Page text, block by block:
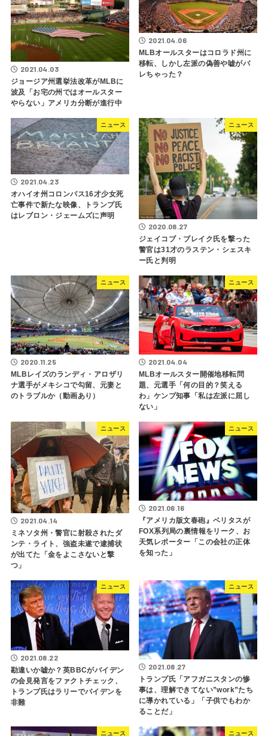
2021.04.03
ジョージア州選挙法改革がMLBに
波及「お宅の州ではオールスター
やらない」アメリカ分断が進行中
2021.04.06
MLBオールスターはコロラド州に
移転、しかし左派の偽善や嘘がバ
レちゃった？
ニュース
2021.04.23
オハイオ州コロンバス16才少女死
亡事件で新たな映像、トランプ氏
はレブロン・ジェームズに声明
ニュース
2020.08.27
ジェイコブ・ブレイク氏を撃った
警官は31才のラステン・シェスキ
ー氏と判明
ニュース
2020.11.25
MLBレイズのランディ・アロザリ
ナ選手がメキシコで勾留、元妻と
のトラブルか（動画あり）
ニュース
2021.04.04
MLBオールスター開催地移転問
題、元選手「何の目的？笑える
わ」ケンプ知事「私は左派に屈し
ない」
ニュース
2021.04.14
ミネソタ州・警官に射殺されたダ
ンテ・ライト、強盗未遂で逮捕状
が出てた「金をよこさないと撃
つ」
ニュース
2021.06.16
『アメリカ版文春砲』ベリタスが
FOX系列局の裏情報をリーク、お
天気レポーター「この会社の正体
を知った」
ニュース
2021.08.22
勘違いか嘘か？英BBCがバイデン
の会見発言をファクトチェック、
トランプ氏はラリーでバイデンを
非難
ニュース
2021.08.27
トランプ氏「アフガニスタンの惨
事は、理解できてない”work”たち
に導かれている」「子供でもわか
ることだ」
ニュース ニュース